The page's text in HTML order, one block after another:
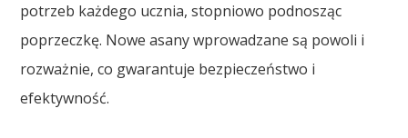
potrzeb każdego ucznia, stopniowo podnosząc
poprzeczkę. Nowe asany wprowadzane są powoli i
rozważnie, co gwarantuje bezpieczeństwo i
efektywność.